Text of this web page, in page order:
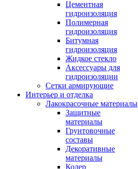
Цементная
гидроизоляция
Полимерная
гидроизоляция
Битумная
гидроизоляция
Жидкое стекло
Аксессуары для
гидроизоляции
Сетки армирующие
Интерьер и отделка
Лакокрасочные материалы
Защитные
материалы
Грунтовочные
составы
Декоративные
материалы
Колер